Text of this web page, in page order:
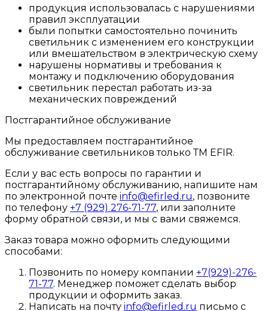
продукция использовалась с нарушениями
правил эксплуатации
были попытки самостоятельно починить
светильник с изменением его конструкции
или вмешательством в электрическую схему
нарушены нормативы и требования к
монтажу и подключению оборудования
светильник перестал работать из-за
механических повреждений
Постгарантийное обслуживание
Мы предоставляем постгарантийное
обслуживание светильников только ТМ EFIR.
Если у вас есть вопросы по гарантии и
постгарантийному обслуживанию, напишите нам
по электронной почте info@efirled.ru, позвоните
по телефону +7 (929) 276-71-77, или заполните
форму обратной связи, и мы с вами свяжемся.
Заказ товара можно оформить следующими
способами:
Позвонить по номеру компании +7(929)-276-
71-77. Менеджер поможет сделать выбор
продукции и оформить заказ.
Написать на почту info@efirled.ru письмо с